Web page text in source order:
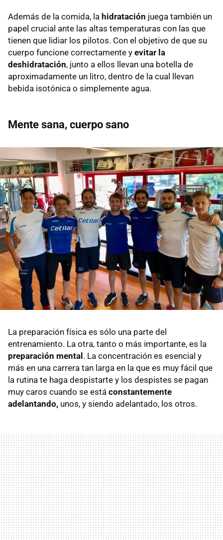
Además de la comida, la hidratación juega también un
papel crucial ante las altas temperaturas con las que
tienen que lidiar los pilotos. Con el objetivo de que su
cuerpo funcione correctamente y evitar la
deshidratación, junto a ellos llevan una botella de
aproximadamente un litro, dentro de la cual llevan
bebida isotónica o simplemente agua.
Mente sana, cuerpo sano
La preparación física es sólo una parte del
entrenamiento. La otra, tanto o más importante, es la
preparación mental . La concentración es esencial y
más en una carrera tan larga en la que es muy fácil que
la rutina te haga despistarte y los despistes se pagan
muy caros cuando se está constantemente
adelantando, unos, y siendo adelantado, los otros.